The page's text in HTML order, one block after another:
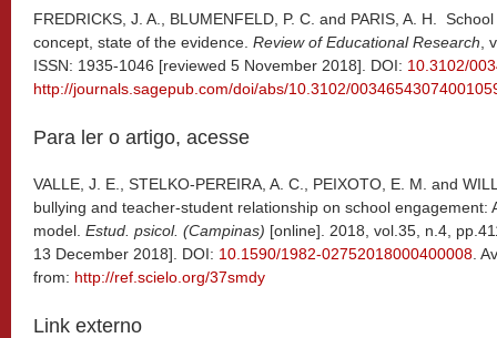
FREDRICKS, J. A., BLUMENFELD, P. C. and PARIS, A. H.
concept, state of the evidence. Review of Educational Research ,
ISSN: 1935-1046 [reviewed 5 November 2018]. DOI: 10.3102/
http://journals.sagepub.com/doi/abs/10.3102/
Para ler o artigo, acesse
VALLE, J. E., STELKO-PEREIRA, A. C., PEIXOTO, E. M. and
bullying and teacher-student relationship on school engagement:
model. Estud. psicol. (Campinas) [online]. 2018, vol.35, n.4,
13 December 2018]. DOI: 10.1590/1982-02752018000400008 .
from: http://ref.scielo.org/37smdy
Link externo